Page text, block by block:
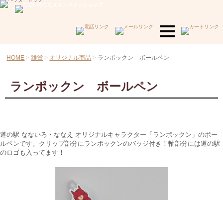
HOME 雑貨 オリジナル商品 ランポックン ボールペン
ランポックン ボールペン
道の駅 なないろ・ななえ オリジナルキャラクター「ランポックン」のボー
ルペンです。クリップ部分にランポックンのバッジ付き！軸部分には道の駅
のロゴも入ってます！